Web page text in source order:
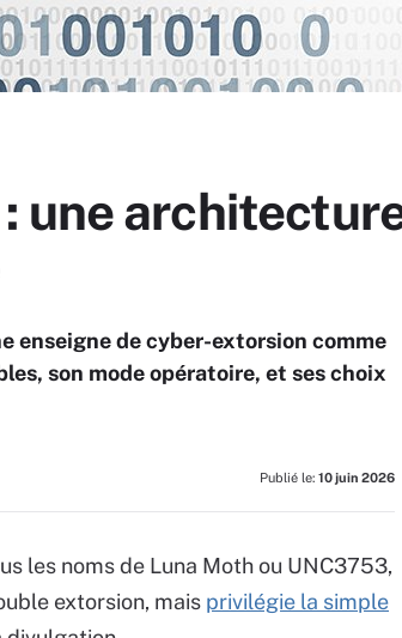
une
enseigne de cyber-extorsion comme
son mode opératoire, et ses choix
Publié le: 10 juin 2026
les noms de Luna Moth ou UNC3753,
extorsion, mais privilégie la simple